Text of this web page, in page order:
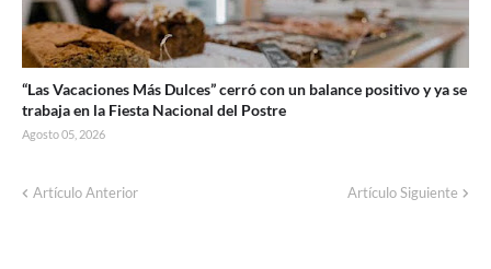
“Las Vacaciones Más Dulces” cerró con un balance positivo y ya se
trabaja en la Fiesta Nacional del Postre
Agosto 05, 2026
Artículo Anterior Artículo Siguiente